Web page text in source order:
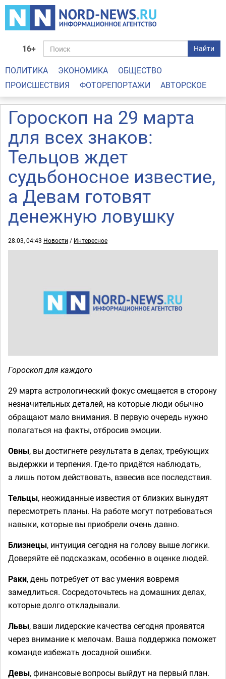
16+ Найти
ПОЛИТИКА ЭКОНОМИКА
ОБЩЕСТВО
ПРОИСШЕСТВИЯ
ФОТОРЕПОРТАЖИ АВТОРСКОЕ
Гороскоп на 29 марта
для всех знаков:
Тельцов ждет
судьбоносное известие,
а Девам готовят
денежную ловушку
28.03, 04:43 Новости / Интересное
Гороскоп для каждого
29 марта астрологический фокус смещается в сторону
незначительных деталей, на которые люди обычно
обращают мало внимания. В первую очередь нужно
полагаться на факты, отбросив эмоции.
Овны, вы достигнете результата в делах, требующих
выдержки и терпения. Где-то придётся наблюдать,
а лишь потом действовать, взвесив все последствия.
Тельцы, неожиданные известия от близких вынудят
пересмотреть планы. На работе могут потребоваться
навыки, которые вы приобрели очень давно.
Близнецы, интуиция сегодня на голову выше логики.
Доверяйте её подсказкам, особенно в оценке людей.
Раки, день потребует от вас умения вовремя
замедлиться. Сосредоточьтесь на домашних делах,
которые долго откладывали.
Львы, ваши лидерские качества сегодня проявятся
через внимание к мелочам. Ваша поддержка поможет
команде избежать досадной ошибки.
Девы, финансовые вопросы выйдут на первый план.